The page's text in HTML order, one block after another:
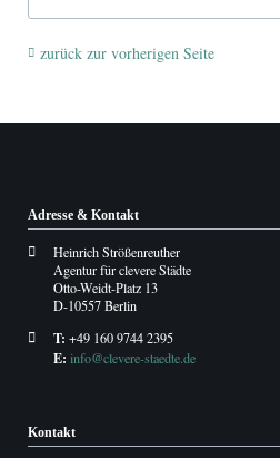
zurück zur vorherigen Seite
Adresse & Kontakt
Heinrich Strößenreuther
Agentur für clevere Städte
Otto-Weidt-Platz 13
D-10557 Berlin
T: +49 160 9744 2395
E: info@clevere-staedte.de
Kontakt